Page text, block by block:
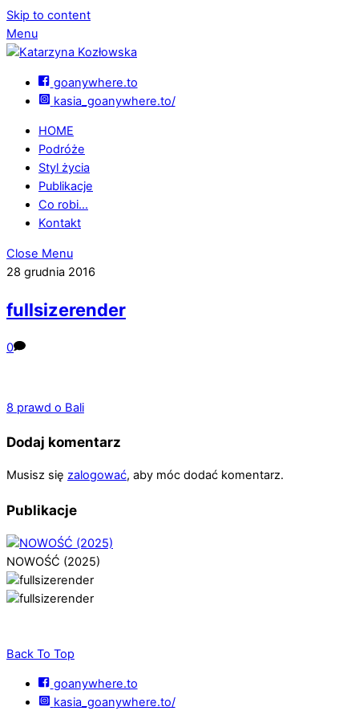
Skip to content
Menu
goanywhere.to
kasia_goanywhere.to/
HOME
Podróże
Styl życia
Publikacje
Co robi…
Kontakt
Close Menu
28 grudnia 2016
fullsizerender
0
8 prawd o Bali
Dodaj komentarz
Musisz się zalogować, aby móc dodać komentarz.
Publikacje
NOWOŚĆ (2025)
Back To Top
goanywhere.to
kasia_goanywhere.to/